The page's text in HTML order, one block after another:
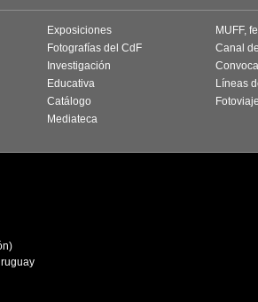
Exposiciones
Fotografías del CdF
Investigación
Educativa
Catálogo
Mediateca
MUFF,
Canal
Líneas